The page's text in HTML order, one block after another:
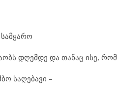
ყარო
ობს დღემდე და თანაც ისე, რომ
ბო საღებავი –